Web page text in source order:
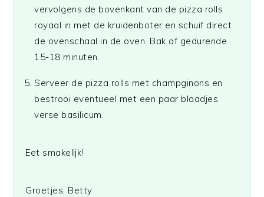
vervolgens de bovenkant van de pizza rolls
royaal in met de kruidenboter en schuif direct
de ovenschaal in de oven. Bak af gedurende
15-18 minuten.
Serveer de pizza rolls met champginons en
bestrooi eventueel met een paar blaadjes
verse basilicum.
Eet smakelijk!
Groetjes, Betty